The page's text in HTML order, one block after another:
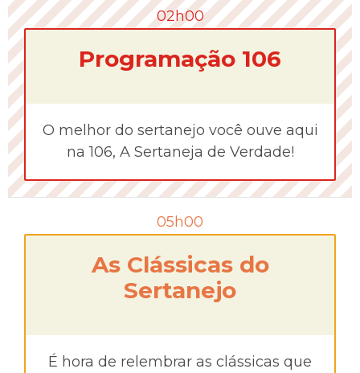
02h00
Programação 106
O melhor do sertanejo você ouve aqui
na 106, A Sertaneja de Verdade!
05h00
As Clássicas do
Sertanejo
É hora de relembrar as clássicas que